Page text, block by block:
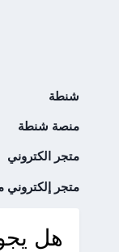
شنطة
منصة شنطة
متجر الكتروني
متجر إلكتروني
هل